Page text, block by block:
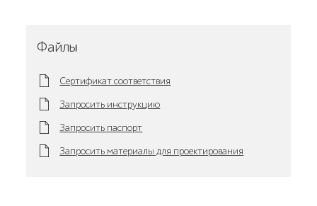
Файлы
Сертификат соответствия
Запросить инструкцию
Запросить паспорт
Запросить материалы для проектирования